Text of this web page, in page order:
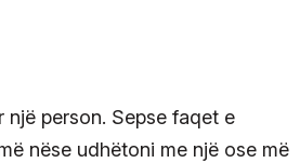
person. Sepse faqet e
nëse udhëtoni me një ose më